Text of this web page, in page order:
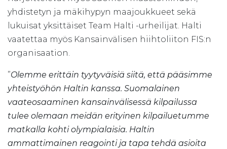
yhdistetyn ja mäkihypyn maajoukkueet sekä
lukuisat yksittäiset Team Halti -urheilijat. Halti
vaatettaa myös Kansainvälisen hiihtoliiton FIS:n
organisaation.
”Olemme erittäin tyytyväisiä siitä, että pääsimme
yhteistyöhön Haltin kanssa. Suomalainen
vaateosaaminen kansainvälisessä kilpailussa
tulee olemaan meidän erityinen kilpailuetumme
matkalla kohti olympialaisia. Haltin
ammattimainen reagointi ja tapa tehdä asioita